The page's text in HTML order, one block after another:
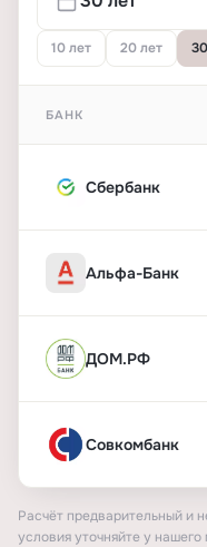
10 лет 20 лет
БАНК
Сбербанк
Альфа-Банк
ДОМ.РФ
Совкомбанк
Расчёт предварительный и
условия уточняйте у